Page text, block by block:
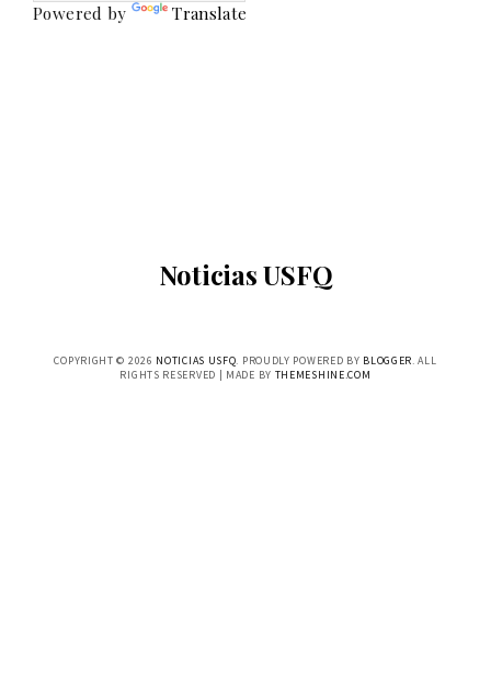
Powered by Translate
Noticias USFQ
COPYRIGHT © 2026 NOTICIAS USFQ. PROUDLY POWERED BY BLOGGER. ALL
RIGHTS RESERVED | MADE BY THEMESHINE.COM